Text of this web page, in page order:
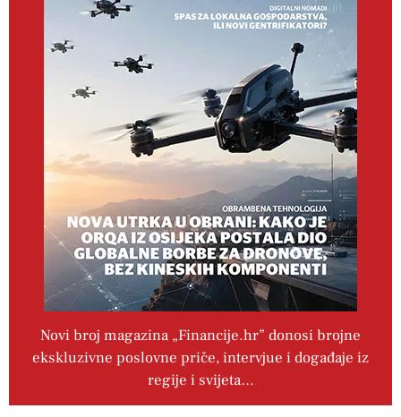
Novi broj magazina „Financije.hr” donosi brojne
ekskluzivne poslovne priče, intervjue i događaje iz
regije i svijeta…